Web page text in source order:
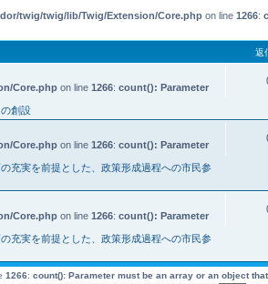
twig/twig/lib/Twig/Extension/Core.php on line 1266:
返
Core.php on line 1266: count(): Parameter
創設
Core.php on line 1266: count(): Parameter
充実を前提とした、政策形成過程への市民参
Core.php on line 1266: count(): Parameter
充実を前提とした、政策形成過程への市民参
1266: count(): Parameter must be an array or an object